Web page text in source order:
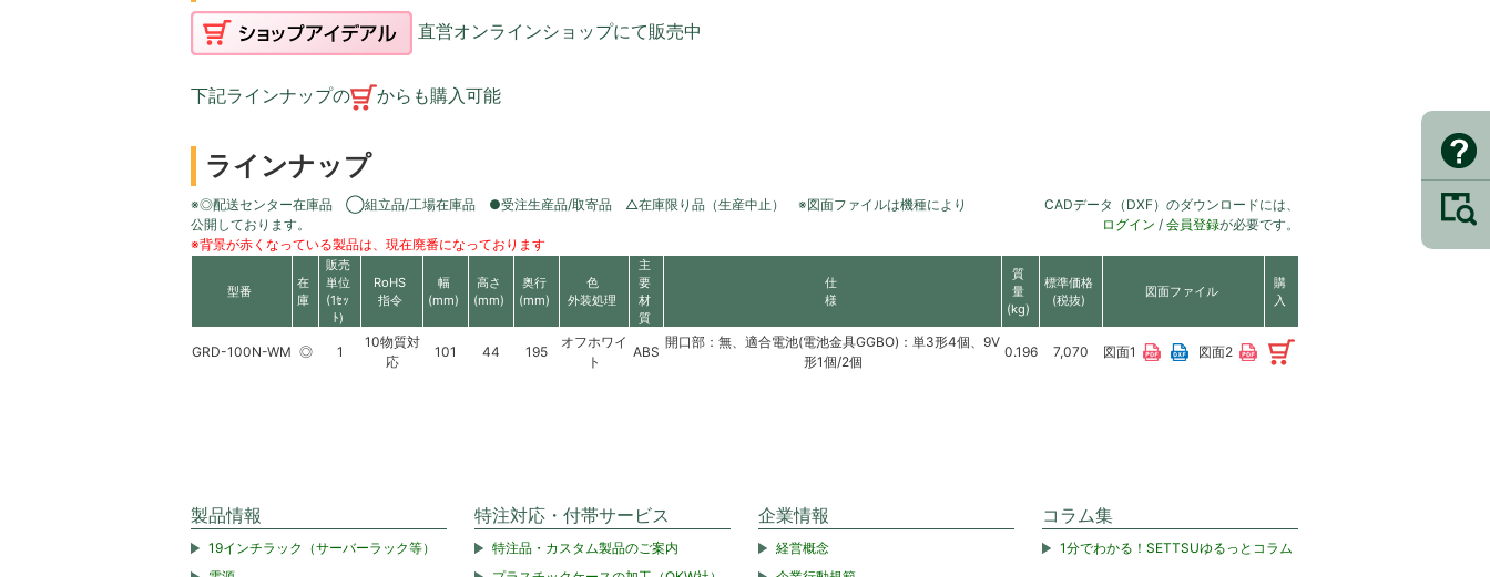
直営オンラインショップにて販売中
下記ラインナップの からも購入可能
ラインナップ
※◎配送センター在庫品 ◯組立品/工場在庫品 ●受注生産品/取寄品 △在庫限り品（生産中止） ※図面ファイルは機種により
公開しております。
※背景が赤くなっている製品は、現在廃番になっております
CADデータ（DXF）のダウンロードには、
ログイン / 会員登録が必要です。
型番
在
庫
販売
単位
(1ｾｯ
ﾄ)
RoHS
指令
幅
(mm)
高さ
(mm)
奥行
(mm)
色
外装処理
主
要
材
質
仕
様
質
量
(kg)
標準価格
(税抜)
図面ファイル
購
入
GRD-100N-WM ◎ 1
10物質対
応
101 44 195
オフホワイ
ト
ABS
開口部：無、適合電池(電池金具GGBO)：単3形4個、9V
形1個/2個
0.196 7,070 図面1 図面2
製品情報
19インチラック（サーバーラック等）
特注対応・付帯サービス
特注品・カスタム製品のご案内
企業情報
経営概念
コラム集
1分でわかる！SETTSUゆるっとコラム